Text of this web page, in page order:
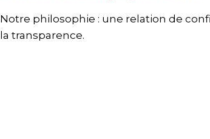
Notre philosophie : une relation de
la transparence.